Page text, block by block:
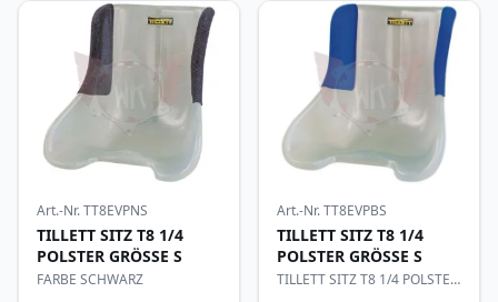
Art.-Nr.TT8EVPNS
TILLETT SITZ T8 1/4
POLSTER GRÖSSE S
FARBE SCHWARZ
Art.-Nr.TT8EVPBS
TILLETT SITZ T8 1/4
POLSTER GRÖSSE S
TILLETT SITZ T8 1/4 POLSTER